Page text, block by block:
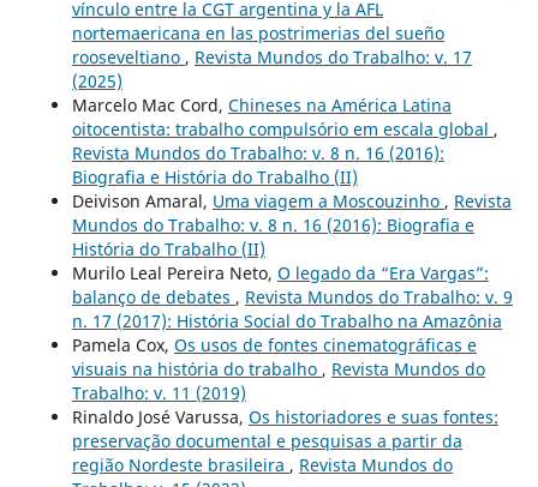
vínculo entre la CGT argentina y la AFL
nortemaericana en las postrimerias del sueño
rooseveltiano , Revista Mundos do Trabalho: v. 17
(2025)
Marcelo Mac Cord, Chineses na América Latina
oitocentista: trabalho compulsório em escala global ,
Revista Mundos do Trabalho: v. 8 n. 16 (2016):
Biografia e História do Trabalho (II)
Deivison Amaral, Uma viagem a Moscouzinho , Revista
Mundos do Trabalho: v. 8 n. 16 (2016): Biografia e
História do Trabalho (II)
Murilo Leal Pereira Neto, O legado da “Era Vargas”:
balanço de debates , Revista Mundos do Trabalho: v. 9
n. 17 (2017): História Social do Trabalho na Amazônia
Pamela Cox, Os usos de fontes cinematográficas e
visuais na história do trabalho , Revista Mundos do
Trabalho: v. 11 (2019)
Rinaldo José Varussa, Os historiadores e suas fontes:
preservação documental e pesquisas a partir da
região Nordeste brasileira , Revista Mundos do